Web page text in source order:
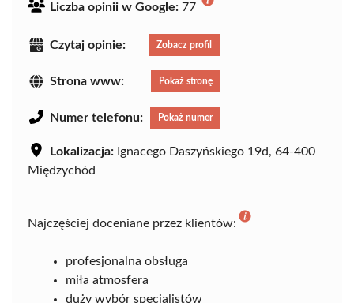
Liczba opinii w Google: 77
Czytaj opinie: Zobacz profil
Strona www: Pokaż stronę
Numer telefonu: Pokaż numer
Lokalizacja: Ignacego Daszyńskiego 19d, 64-400
Międzychód
Najczęściej doceniane przez klientów:
profesjonalna obsługa
miła atmosfera
duży wybór specjalistów